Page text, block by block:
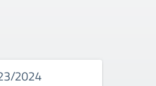
2024